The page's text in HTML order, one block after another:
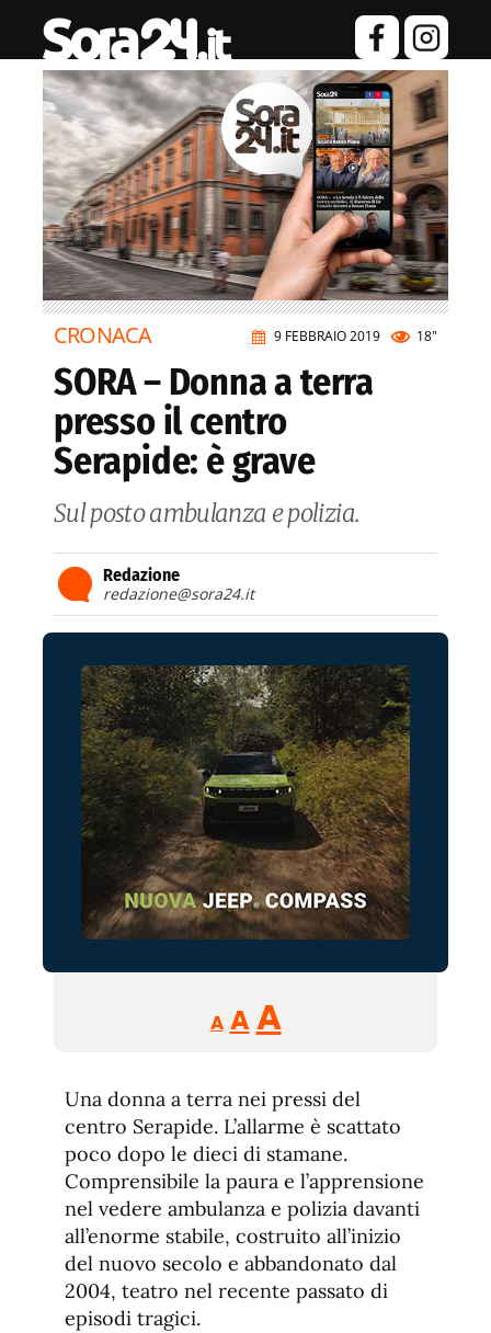
9 FEBBRAIO 2019 18"
CRONACA
SORA – Donna a terra
presso il centro
Serapide: è grave
Sul posto ambulanza e polizia.
Redazione
redazione@sora24.it
A
Reducir
tamaño
A Restablecer
de
fuente
AAumentar
de
fuente.
Una donna a terra nei pressi del
centro Serapide. L’allarme è scattato
poco dopo le dieci di stamane.
Comprensibile la paura e l’apprensione
nel vedere ambulanza e polizia davanti
all’enorme stabile, costruito all’inizio
del nuovo secolo e abbandonato dal
2004, teatro nel recente passato di
episodi tragici.